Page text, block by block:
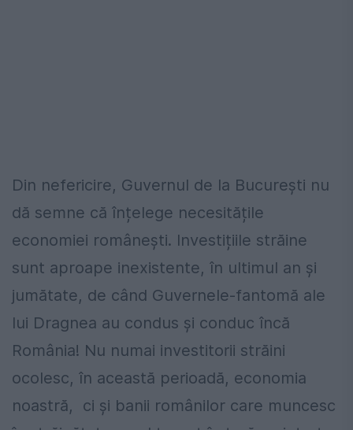
Din nefericire, Guvernul de la București nu
dă semne că înțelege necesitățile
economiei românești. Investițiile străine
sunt aproape inexistente, în ultimul an și
jumătate, de când Guvernele-fantomă ale
lui Dragnea au condus și conduc încă
România! Nu numai investitorii străini
ocolesc, în această perioadă, economia
noastră, ci și banii românilor care muncesc